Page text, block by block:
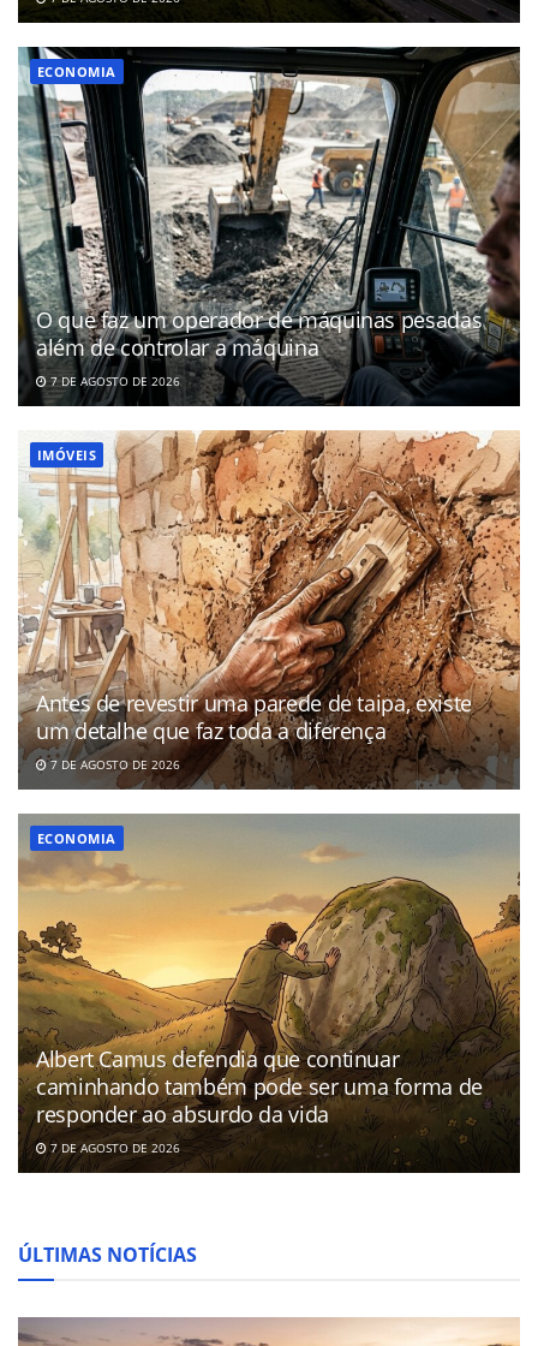
ECONOMIA
O que faz um operador de máquinas pesadas
além de controlar a máquina
7 DE AGOSTO DE 2026
IMÓVEIS
Antes de revestir uma parede de taipa, existe
um detalhe que faz toda a diferença
7 DE AGOSTO DE 2026
ECONOMIA
Albert Camus defendia que continuar
caminhando também pode ser uma forma de
responder ao absurdo da vida
7 DE AGOSTO DE 2026
ÚLTIMAS NOTÍCIAS